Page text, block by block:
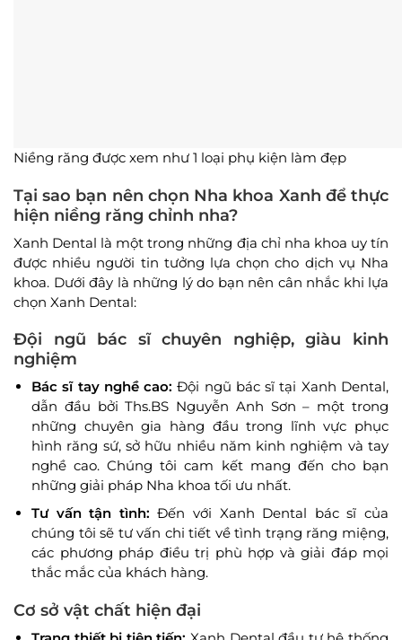
Niềng răng được xem như 1 loại phụ kiện làm đẹp
Tại sao bạn nên chọn Nha khoa Xanh để thực
hiện niềng răng chỉnh nha?
Xanh Dental là một trong những địa chỉ nha khoa uy tín
được nhiều người tin tưởng lựa chọn cho dịch vụ Nha
khoa. Dưới đây là những lý do bạn nên cân nhắc khi lựa
chọn Xanh Dental:
Đội ngũ bác sĩ chuyên nghiệp, giàu kinh
nghiệm
Bác sĩ tay nghề cao: Đội ngũ bác sĩ tại Xanh Dental,
dẫn đầu bởi Ths.BS Nguyễn Anh Sơn – một trong
những chuyên gia hàng đầu trong lĩnh vực phục
hình răng sứ, sở hữu nhiều năm kinh nghiệm và tay
nghề cao. Chúng tôi cam kết mang đến cho bạn
những giải pháp Nha khoa tối ưu nhất.
Tư vấn tận tình: Đến với Xanh Dental bác sĩ của
chúng tôi sẽ tư vấn chi tiết về tình trạng răng miệng,
các phương pháp điều trị phù hợp và giải đáp mọi
thắc mắc của khách hàng.
Cơ sở vật chất hiện đại